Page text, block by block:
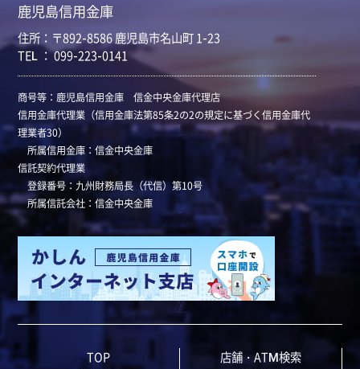
鹿児島信用金庫
住所：〒892-8586 鹿児島市名山町 1-23
TEL ： 099-223-0141
商号等：鹿児島信用金庫 信金中央金庫代理店
信用金庫代理業（信用金庫法第85条2の2の規定に基づく信用金庫代
理業者30）
所属信用金庫：信金中央金庫
信託契約代理業
登録番号：九州財務局長（代信）第10号
所属信託会社：信金中央金庫
TOP
店舗・ATM検索